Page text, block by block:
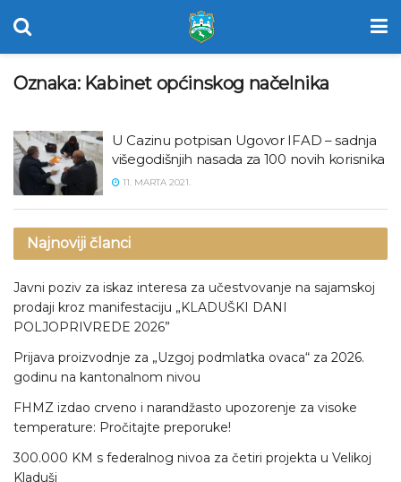
Oznaka: Kabinet općinskog načelnika
U Cazinu potpisan Ugovor IFAD – sadnja
višegodišnjih nasada za 100 novih korisnika
11. MARTA 2021.
Najnoviji članci
Javni poziv za iskaz interesa za učestvovanje na sajamskoj
prodaji kroz manifestaciju „KLADUŠKI DANI
POLJOPRIVREDE 2026”
Prijava proizvodnje za „Uzgoj podmlatka ovaca“ za 2026.
godinu na kantonalnom nivou
FHMZ izdao crveno i narandžasto upozorenje za visoke
temperature: Pročitajte preporuke!
300.000 KM s federalnog nivoa za četiri projekta u Velikoj
Kladuši